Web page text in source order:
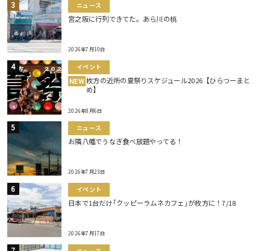
ニュース
宮之阪に行列できてた。あら川の桃
2026年7月10日
イベント
NEW 枚方の近所の夏祭りスケジュール2026【ひらつーまと
め】
2026年8月6日
ニュース
お隣八幡でうなぎ食べ放題やってる！
2026年7月23日
イベント
日本で1台だけ｢クッピーラムネカフェ｣が枚方に！7/18
2026年7月17日